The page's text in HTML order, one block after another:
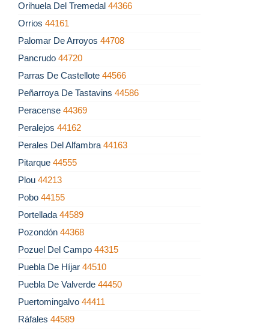
Orihuela Del Tremedal 44366
Orrios 44161
Palomar De Arroyos 44708
Pancrudo 44720
Parras De Castellote 44566
Peñarroya De Tastavins 44586
Peracense 44369
Peralejos 44162
Perales Del Alfambra 44163
Pitarque 44555
Plou 44213
Pobo 44155
Portellada 44589
Pozondón 44368
Pozuel Del Campo 44315
Puebla De Híjar 44510
Puebla De Valverde 44450
Puertomingalvo 44411
Ráfales 44589